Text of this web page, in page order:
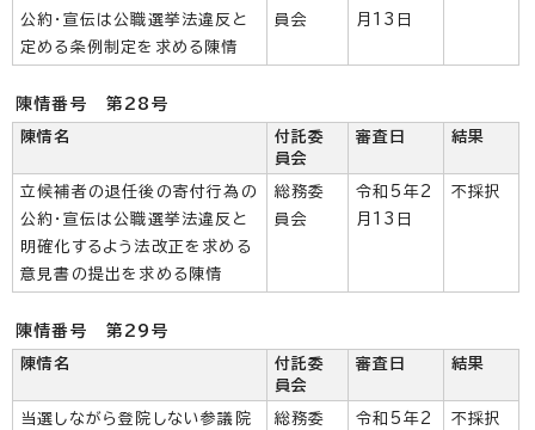
公約・宣伝は公職選挙法違反と
定める条例制定を求める陳情
員会 月13日
陳情番号 第28号
陳情名
付託委
員会
審査日 結果
立候補者の退任後の寄付行為の
公約・宣伝は公職選挙法違反と
明確化するよう法改正を求める
意見書の提出を求める陳情
総務委
員会
令和5年2
月13日
不採択
陳情番号 第29号
陳情名
付託委
員会
審査日 結果
当選しながら登院しない参議院
総務委
令和5年2
不採択